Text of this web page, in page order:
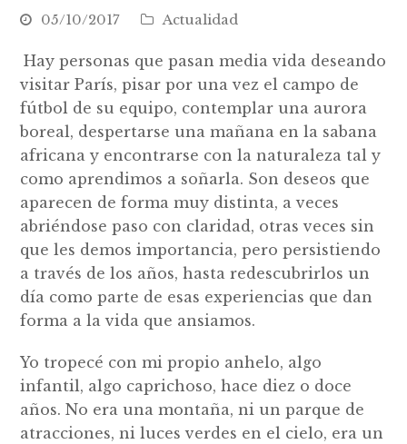
05/10/2017 Actualidad
Hay personas que pasan media vida deseando
visitar París, pisar por una vez el campo de
fútbol de su equipo, contemplar una aurora
boreal, despertarse una mañana en la sabana
africana y encontrarse con la naturaleza tal y
como aprendimos a soñarla. Son deseos que
aparecen de forma muy distinta, a veces
abriéndose paso con claridad, otras veces sin
que les demos importancia, pero persistiendo
a través de los años, hasta redescubrirlos un
día como parte de esas experiencias que dan
forma a la vida que ansiamos.
Yo tropecé con mi propio anhelo, algo
infantil, algo caprichoso, hace diez o doce
años. No era una montaña, ni un parque de
atracciones, ni luces verdes en el cielo, era un